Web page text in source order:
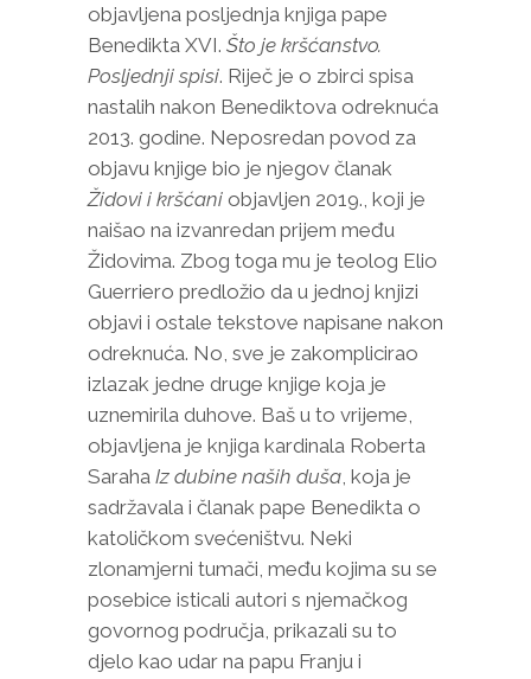
objavljena posljednja knjiga pape
Benedikta XVI. Što je kršćanstvo.
Posljednji spisi. Riječ je o zbirci spisa
nastalih nakon Benediktova odreknuća
2013. godine. Neposredan povod za
objavu knjige bio je njegov članak
Židovi i kršćani objavljen 2019., koji je
naišao na izvanredan prijem među
Židovima. Zbog toga mu je teolog Elio
Guerriero predložio da u jednoj knjizi
objavi i ostale tekstove napisane nakon
odreknuća. No, sve je zakomplicirao
izlazak jedne druge knjige koja je
uznemirila duhove. Baš u to vrijeme,
objavljena je knjiga kardinala Roberta
Saraha Iz dubine naših duša, koja je
sadržavala i članak pape Benedikta o
katoličkom svećeništvu. Neki
zlonamjerni tumači, među kojima su se
posebice isticali autori s njemačkog
govornog područja, prikazali su to
djelo kao udar na papu Franju i